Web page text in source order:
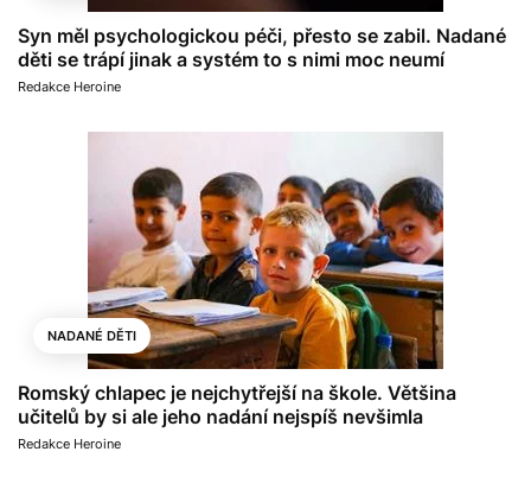
Syn měl psychologickou péči, přesto se zabil. Nadané
děti se trápí jinak a systém to s nimi moc neumí
Redakce Heroine
NADANÉ DĚTI
Romský chlapec je nejchytřejší na škole. Většina
učitelů by si ale jeho nadání nejspíš nevšimla
Redakce Heroine